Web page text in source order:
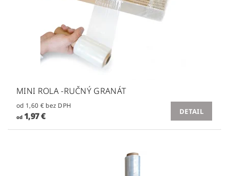
MINI ROLA -RUČNÝ GRANÁT
od 1,60 € bez DPH
od1,97 € DETAIL